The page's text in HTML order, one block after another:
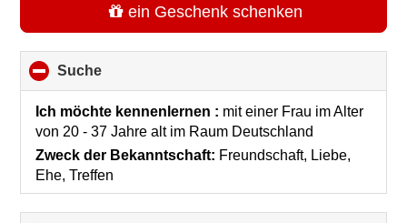
ein Geschenk schenken
Suche
to
collapse
contents
Ich möchte kennenlernen : mit einer Frau im Alter
von 20 - 37 Jahre alt im Raum Deutschland
Zweck der Bekanntschaft: Freundschaft, Liebe,
Ehe, Treffen